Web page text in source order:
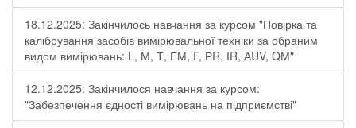
18.12.2025: Закінчилось навчання за курсом "Повірка та
калібрування засобів вимірювальної техніки за обраним
видом вимірювань: L, М, Т, ЕМ, F, РR, ІR, АUV, QМ"
12.12.2025: Закінчилося навчання за курсом:
"Забезпечення єдності вимірювань на підприємстві"